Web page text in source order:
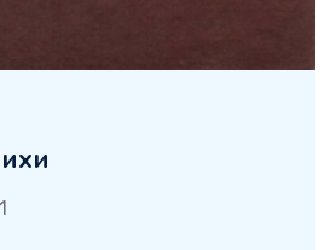
1